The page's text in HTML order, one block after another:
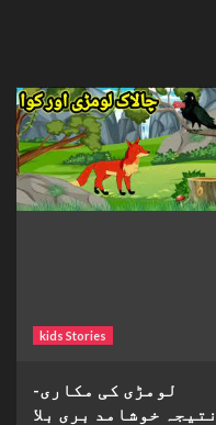
kids Stories
لومڑی کی مکاری-
نتیجہ خوشامد بری بلا